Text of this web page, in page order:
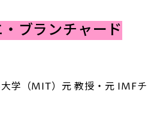
ブランチャード
学（MIT）元 教授・元 IMFチ